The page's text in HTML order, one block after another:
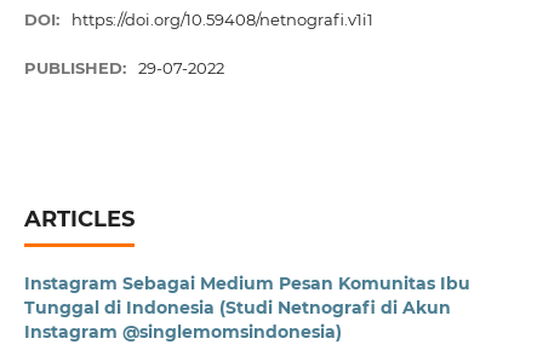
DOI: https://doi.org/10.59408/netnografi.v1i1
PUBLISHED: 29-07-2022
ARTICLES
Instagram Sebagai Medium Pesan Komunitas Ibu
Tunggal di Indonesia (Studi Netnografi di Akun
Instagram @singlemomsindonesia)